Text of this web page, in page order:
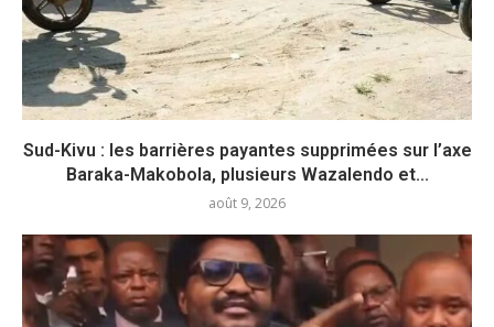
Sud-Kivu : les barrières payantes supprimées sur l’axe
Baraka-Makobola, plusieurs Wazalendo et...
août 9, 2026